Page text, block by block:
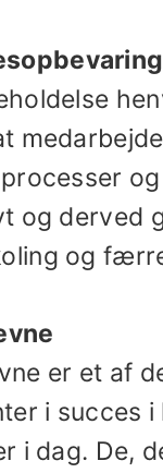
og derved
og
er et af
i succes
i dag. De,